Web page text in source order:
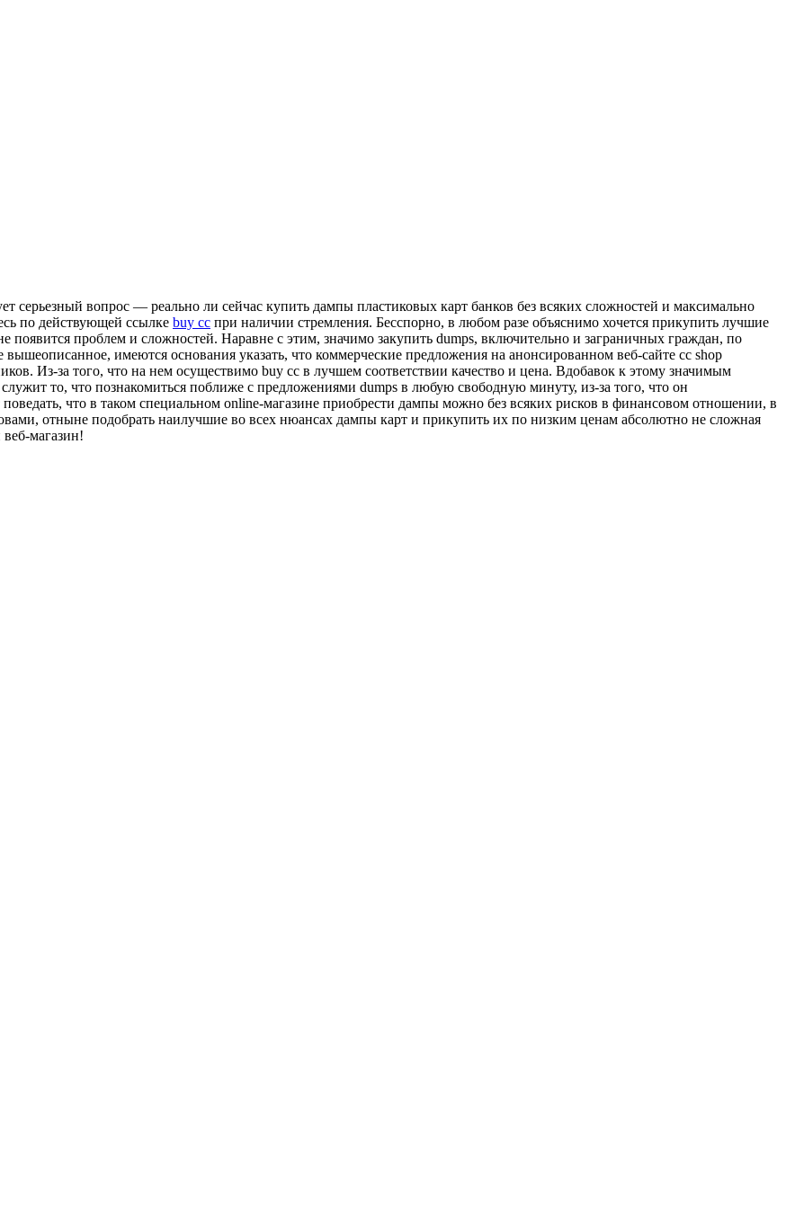
серьезный вопрос — реально ли сейчас купить дампы пластиковых карт банков без всяких сложностей и максимально
по действующей ссылке buy cc при наличии стремления. Бесспорно, в любом разе объяснимо хочется прикупить лучшие
появится проблем и сложностей. Наравне с этим, значимо закупить dumps, включительно и заграничных граждан, по
имеются основания указать, что коммерческие предложения на анонсированном веб-сайте cc shop
Из-за того, что на нем осуществимо buy cc в лучшем соответствии качество и цена. Вдобавок к этому значимым
то, что познакомиться поближе с предложениями dumps в любую свободную минуту, из-за того, что он
что в таком специальном online-магазине приобрести дампы можно без всяких рисков в финансовом отношении, в
отныне подобрать наилучшие во всех нюансах дампы карт и прикупить их по низким ценам абсолютно не сложная
магазин!